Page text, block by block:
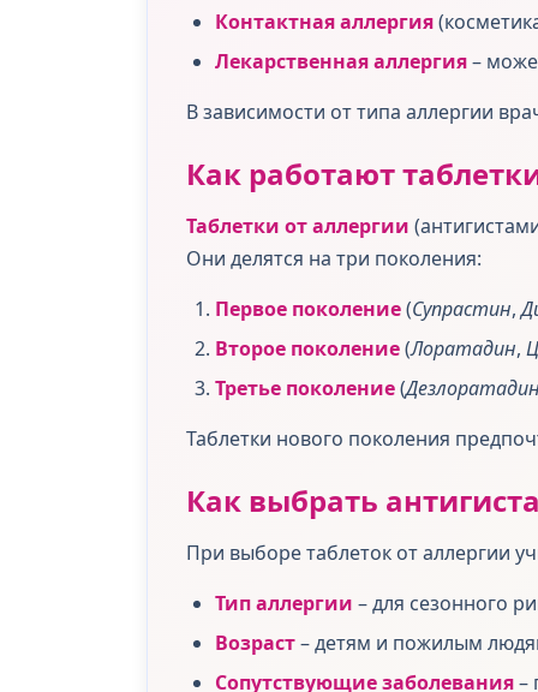
Контактная аллергия
Лекарственная аллергия–
В зависимости от типа аллергии
Как работают
Таблетки от аллергии
Они делятся на три поколения:
Первое поколение(Супрастин,
Второе поколение(Лоратадин,
Третье поколение(Дезлоратадин
Таблетки нового поколения
Как выбрать
При выборе таблеток от аллергии
Тип аллергии – для сезонного
Возраст– детям и пожилым
Сопутствующие заболевания–